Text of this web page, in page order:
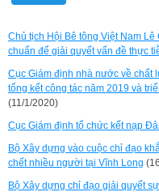
Chủ tịch Hội Bê tông Việt Nam
chuẩn để giải quyết vấn đề thực
Cục Giám định nhà nước về chất
tổng kết công tác năm 2019 và
(11/1/2020)
Cục Giám định tổ chức kết nạp
Bộ Xây dựng vào cuộc chỉ đạo
chết nhiều người tại Vĩnh Long
Bộ Xây dựng chỉ đạo giải quyết